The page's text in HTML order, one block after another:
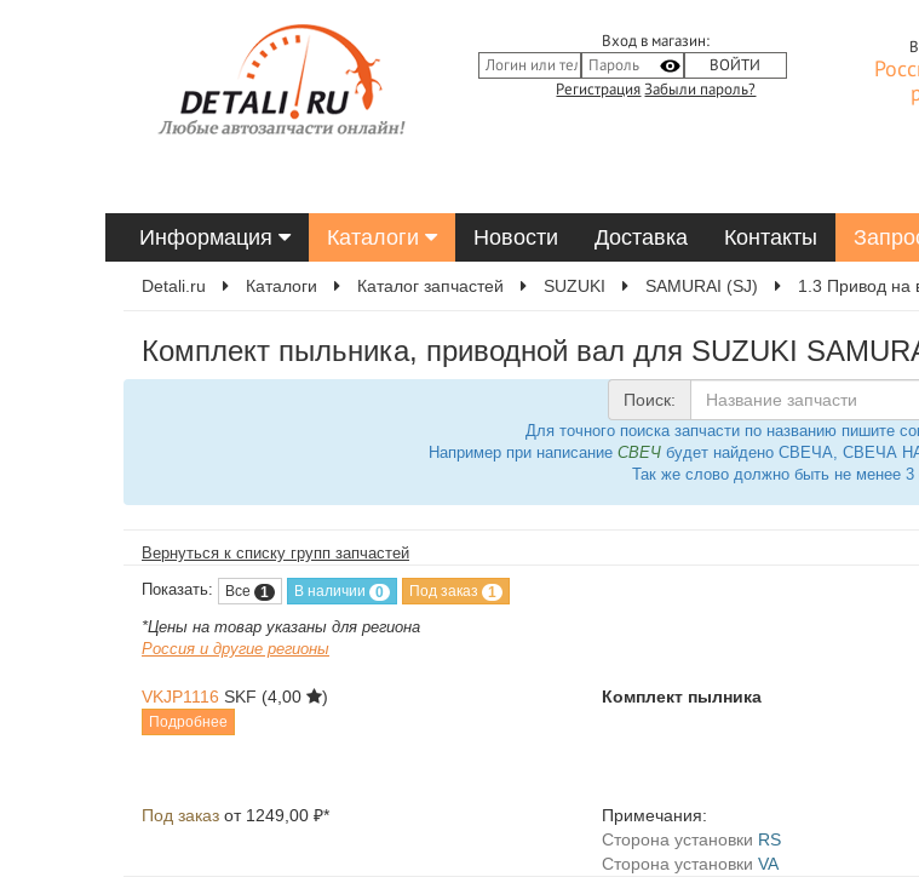
Вход в магазин:
Регистрация Забыли пароль?
Информация Каталоги Новости Доставка Контакты
Detali.ru Каталоги Каталог запчастей SUZUKI SAMURAI (SJ) 1.3 Привод на
Комплект пыльника, приводной вал для SUZUKI
Поиск:
Для точного поиска запчасти по названию пишите
Например при написание СВЕЧбудет найдено СВЕЧА, СВЕЧА
Так же слово должно быть не менее 3
Вернуться к списку групп запчастей
Показать: Все 1 В наличии 0 Под заказ 1
*Цены на товар указаны для региона
Россия и другие регионы
VKJP1116 SKF (4,00 )
Подробнее
Комплект пылника
Под заказ от 1249,00 ₽*
Примечания:
Сторона установки RS
Сторона установки VA